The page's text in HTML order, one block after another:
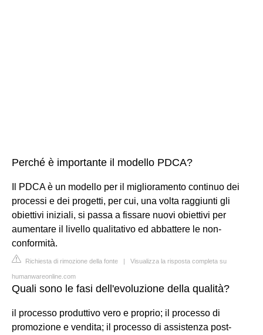
Perché è importante il modello PDCA?
Il PDCA è un modello per il miglioramento continuo dei
processi e dei progetti, per cui, una volta raggiunti gli
obiettivi iniziali, si passa a fissare nuovi obiettivi per
aumentare il livello qualitativo ed abbattere le non-
conformità.
Richiesta di rimozione della fonte | Visualizza la risposta completa su
humanwareonline.com
Quali sono le fasi dell'evoluzione della qualità?
il processo produttivo vero e proprio; il processo di
promozione e vendita; il processo di assistenza post-